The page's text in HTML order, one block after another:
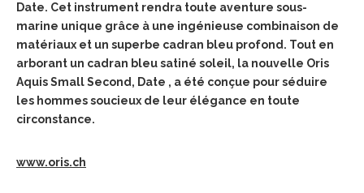
Date. Cet instrument rendra toute aventure sous-
marine unique grâce à une ingénieuse combinaison de
matériaux et un superbe cadran bleu profond. Tout en
arborant un cadran bleu satiné soleil, la nouvelle Oris
Aquis Small Second, Date , a été conçue pour séduire
les hommes soucieux de leur élégance en toute
circonstance.
www.oris.ch